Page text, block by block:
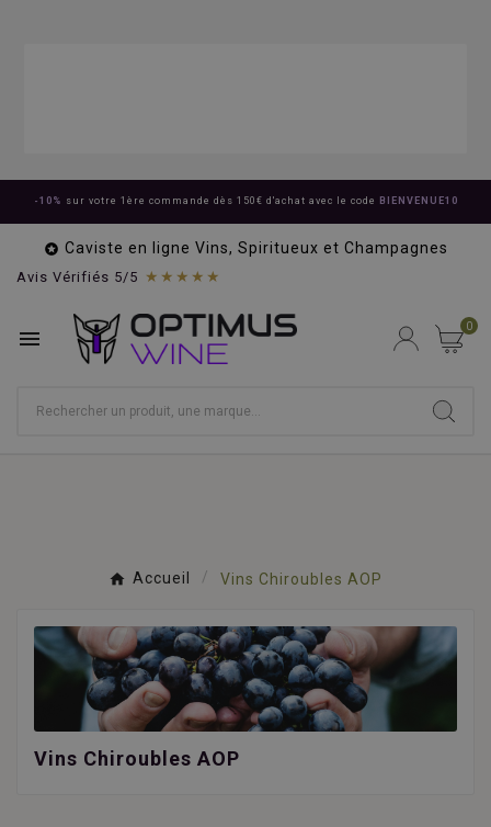
-10% sur votre 1ère commande dès 150€ d'achat avec le code BIENVENUE10
 Caviste en ligne Vins, Spiritueux et Champagnes
Avis Vérifiés 5/5 ★★★★★
 0
Accueil Vins Chiroubles AOP
Vins Chiroubles AOP